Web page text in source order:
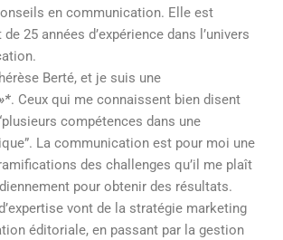
en communication. Elle est
de 25 années d’expérience dans l’univers
Berté, et je suis une
. Ceux qui me connaissent bien disent
compétences dans une
La communication est pour moi une
des challenges qu’il me plaît
pour obtenir des résultats.
vont de la stratégie marketing
éditoriale, en passant par la gestion